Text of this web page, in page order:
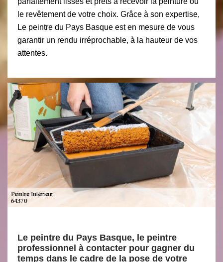
le revêtement de votre choix. Grâce à son expertise,
Le peintre du Pays Basque est en mesure de vous
garantir un rendu irréprochable, à la hauteur de vos
attentes.
Le peintre du Pays Basque, le peintre
professionnel à contacter pour gagner du
temps dans le cadre de la pose de votre